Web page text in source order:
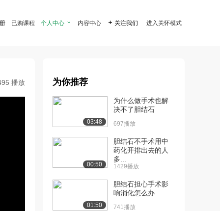
已购课程 个人中心  内容中心  关注我们 进入关怀模式
播放 为你推荐
03:48
为什么做手术也解
决不了胆结石
697播放
00:50
胆结石不手术用中
药化开排出去的人
多...
1429播放
01:50
胆结石担心手术影
响消化怎么办
741播放